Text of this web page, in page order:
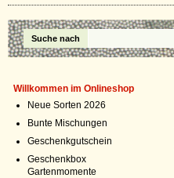
Suche nach
Willkommen im Onlineshop
Neue Sorten 2026
Bunte Mischungen
Geschenkgutschein
Geschenkbox
Gartenmomente